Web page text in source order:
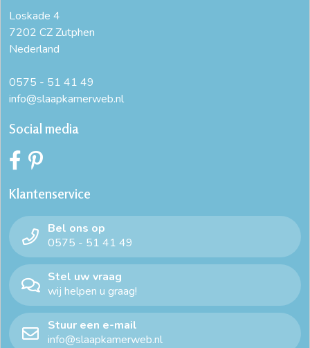
Loskade 4
7202 CZ Zutphen
Nederland
0575 - 51 41 49
info@slaapkamerweb.nl
Social media
Klantenservice
Bel ons op
0575 - 51 41 49
Stel uw vraag
wij helpen u graag!
Stuur een e-mail
info@slaapkamerweb.nl